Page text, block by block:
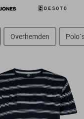
Overhemden